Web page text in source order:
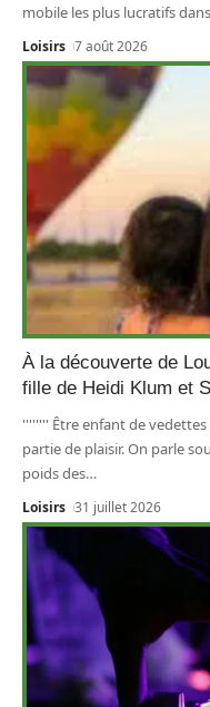
mobile les plus lucratifs dans
Loisirs 7 août 2026
À la découverte de
fille de Heidi Klum et
'''''''' Être enfant de
partie de plaisir. On parle
poids des…
Loisirs 31 juillet 2026